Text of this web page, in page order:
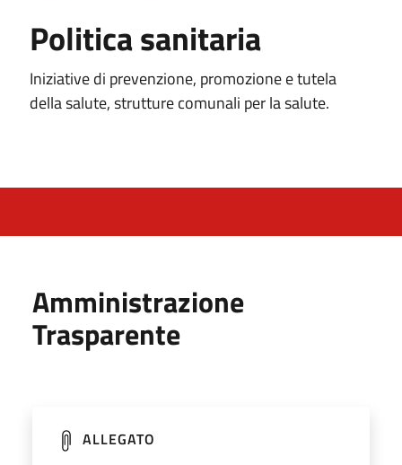
Politica sanitaria
Iniziative di prevenzione, promozione e tutela
della salute, strutture comunali per la salute.
Amministrazione
Trasparente
ALLEGATO